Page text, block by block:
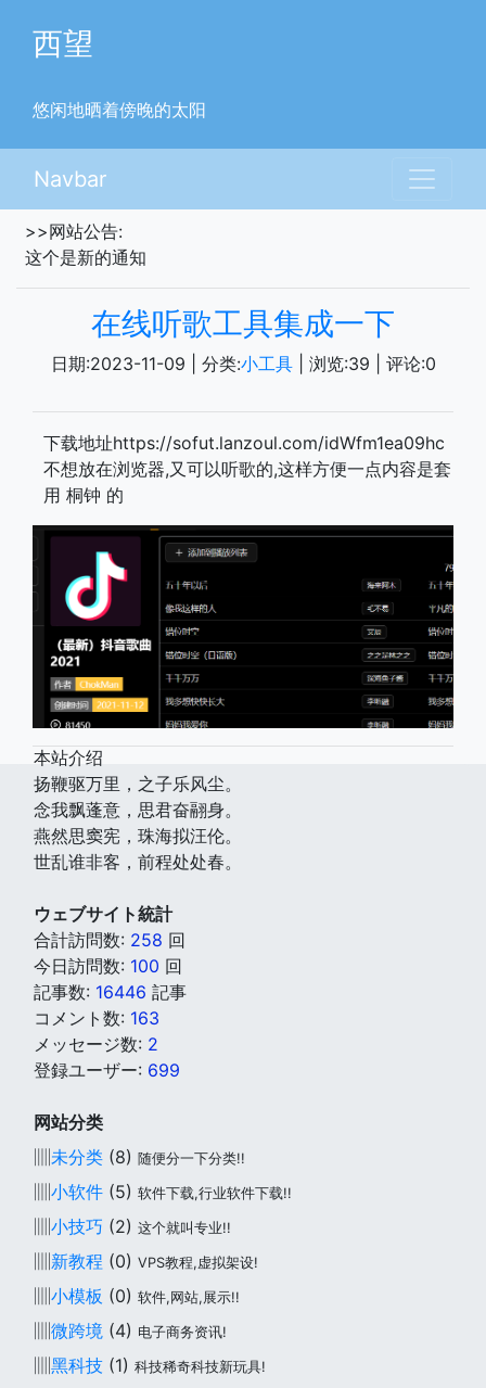
西望
悠闲地晒着傍晚的太阳
Navbar
>>网站公告:
这个是新的通知
在线听歌工具集成一下
日期:2023-11-09 | 分类:小工具| 浏览:39 | 评论:0
下载地址https://sofut.lanzoul.com/idWfm1ea09hc
不想放在浏览器,又可以听歌的,这样方便一点内容是套
用 桐钟 的
本站介绍
扬鞭驱万里，之子乐风尘。
念我飘蓬意，思君奋翮身。
燕然思窦宪，珠海拟汪伦。
世乱谁非客，前程处处春。
ウェブサイト統計
合計訪問数: 258 回
今日訪問数: 100 回
記事数: 16446 記事
コメント数: 163
メッセージ数: 2
登録ユーザー: 699
网站分类
未分类 (8) 随便分一下分类!!
小软件 (5) 软件下载,行业软件下载!!
小技巧 (2) 这个就叫专业!!
新教程 (0) VPS教程,虚拟架设!
小模板 (0) 软件,网站,展示!!
微跨境 (4) 电子商务资讯!
黑科技 (1) 科技稀奇科技新玩具!